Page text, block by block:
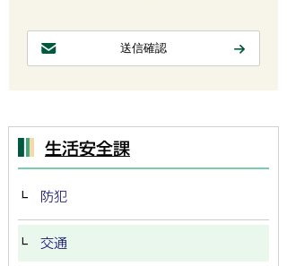
生活安全課
防犯
交通